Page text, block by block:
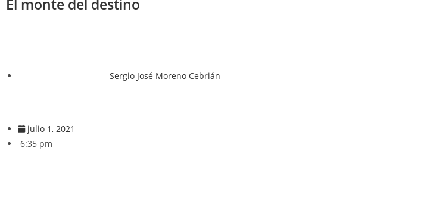
El monte del destino
Sergio José Moreno Cebrián
julio 1, 2021
6:35 pm